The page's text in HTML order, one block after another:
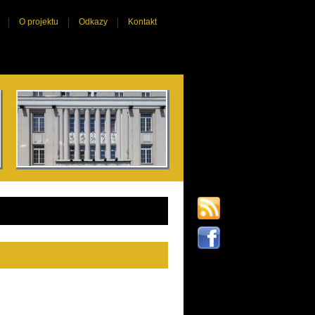
O projektu Odkazy Kontakt